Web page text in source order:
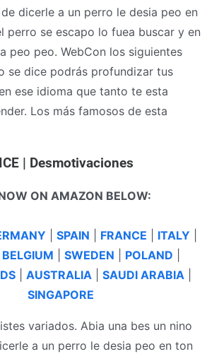
dicerle a un perro le desia peo en
perro se escapo lo fuea buscar y en
peo peo. WebCon los siguientes
se dice podrás profundizar tus
ese idioma que tanto te esta
Los más famosos de esta
| Desmotivaciones
ON AMAZON BELOW:
SPAIN FRANCE ITALY
BELGIUM SWEDEN POLAND
AUSTRALIA SAUDI ARABIA
SINGAPORE
variados. Abia una bes un nino
a un perro le desia peo en ton